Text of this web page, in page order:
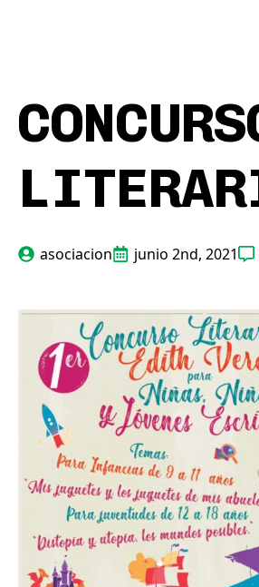
asociacion junio 2nd, 2021